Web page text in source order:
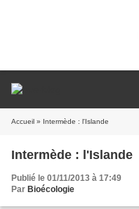
Accueil » Intermède : l'Islande
Intermède : l'Islande
Publié le 01/11/2013 à 17:49
Par Bioécologie